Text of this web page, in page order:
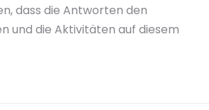
dass die Antworten den
und die Aktivitäten auf diesem